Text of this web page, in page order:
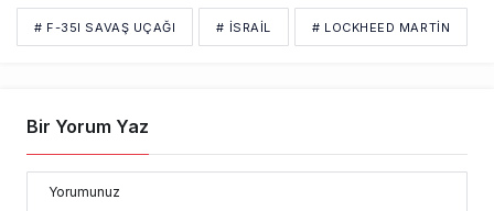
# F-35I SAVAŞ UÇAĞI # İSRAİL # LOCKHEED MARTIN
Bir Yorum Yaz
Yorumunuz